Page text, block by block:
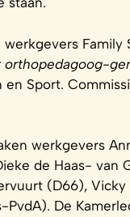
en Sport.
werkgevers
de Haas- van
(D66),
De